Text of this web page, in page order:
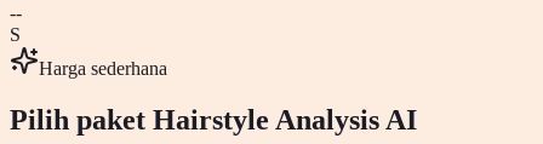
--
S
Harga sederhana
Pilih paket Hairstyle Analysis AI